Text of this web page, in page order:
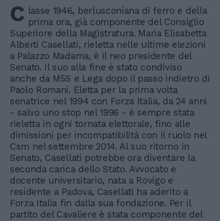
C lasse 1946, berlusconiana di ferro e della
prima ora, già componente del Consiglio
Superiore della Magistratura. Maria Elisabetta
Alberti Casellati, rieletta nelle ultime elezioni
a Palazzo Madama, è il neo presidente del
Senato. Il suo alla fine è stato condiviso
anche da M5S e Lega dopo il passo indietro di
Paolo Romani. Eletta per la prima volta
senatrice nel 1994 con Forza Italia, da 24 anni
- salvo uno stop nel 1996 - è sempre stata
rieletta in ogni tornata elettorale, fino alle
dimissioni per incompatibilità con il ruolo nel
Csm nel settembre 2014. Al suo ritorno in
Senato, Casellati potrebbe ora diventare la
seconda carica dello Stato. Avvocato e
docente universitario, nata a Rovigo e
residente a Padova, Casellati ha aderito a
Forza Italia fin dalla sua fondazione. Per il
partito del Cavaliere è stata componente del